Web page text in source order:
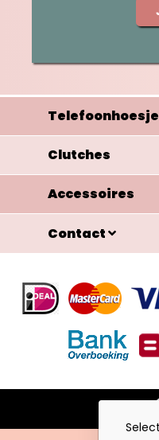
Clutches
Accessoires
Contact